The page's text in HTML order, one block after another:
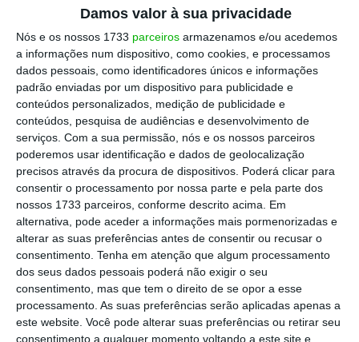
Damos valor à sua privacidade
Nós e os nossos 1733 parceiros armazenamos e/ou acedemos
a informações num dispositivo, como cookies, e processamos
dados pessoais, como identificadores únicos e informações
padrão enviadas por um dispositivo para publicidade e
conteúdos personalizados, medição de publicidade e
conteúdos, pesquisa de audiências e desenvolvimento de
serviços. Com a sua permissão, nós e os nossos parceiros
poderemos usar identificação e dados de geolocalização
precisos através da procura de dispositivos. Poderá clicar para
consentir o processamento por nossa parte e pela parte dos
nossos 1733 parceiros, conforme descrito acima. Em
alternativa, pode aceder a informações mais pormenorizadas e
alterar as suas preferências antes de consentir ou recusar o
consentimento. Tenha em atenção que algum processamento
dos seus dados pessoais poderá não exigir o seu
consentimento, mas que tem o direito de se opor a esse
processamento. As suas preferências serão aplicadas apenas a
este website. Você pode alterar suas preferências ou retirar seu
consentimento a qualquer momento voltando a este site e
Também serão discutidas recomendações a
serem apresentadas à Carris, gestora da
infraestrutura.
Neste ponto, na proposta defende-se
também um apoio específico aos
descendentes desse profissional,
nomeadamente com bolsas de estudo:
propõe-se “a atribuição de uma bolsa de
estudo aos descendentes do guarda-freio
André Marques, para assegurar os respetivos
estudos, no âmbito de um programa de bolsas,
destinado aos descendentes dos
Trabalhadores da Carris”.